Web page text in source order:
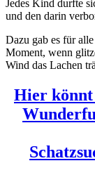
Jedes Kind durfte
und den darin
Dazu gab es für
Moment, wenn
Wind das Lachen
Hier könnt